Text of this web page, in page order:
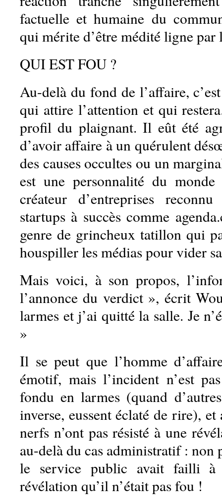
factuelle et humaine du
qui mérite d’être médité ligne par
QUI EST FOU ?
Au-delà du fond de l’affaire,
qui attire l’attention et qui
profil du plaignant. Il eût été
d’avoir affaire à un quérulent
des causes occultes ou un
est une personnalité du
créateur d’entreprises
startups à succès comme
genre de grincheux tatillon qui
houspiller les médias pour vider
Mais voici, à son propos,
l’annonce du verdict », écrit
larmes et j’ai quitté la salle. Je
»
Il se peut que l’homme
émotif, mais l’incident n’est
fondu en larmes (quand
inverse, eussent éclaté de rire),
nerfs n’ont pas résisté à une
au-delà du cas administratif : non
le service public avait failli à
révélation qu’il n’était pas fou !